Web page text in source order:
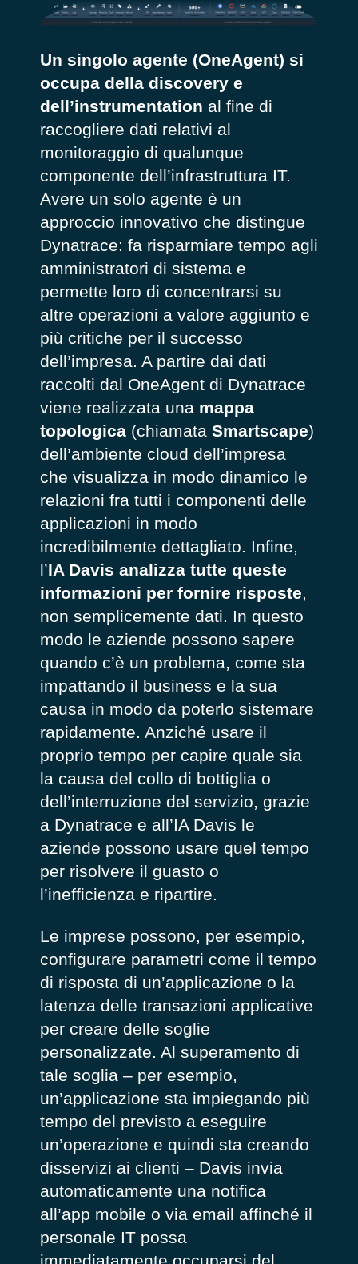
Un singolo agente (OneAgent) si
occupa della discovery e
dell’instrumentation al fine di
raccogliere dati relativi al
monitoraggio di qualunque
componente dell’infrastruttura IT.
Avere un solo agente è un
approccio innovativo che distingue
Dynatrace: fa risparmiare tempo agli
amministratori di sistema e
permette loro di concentrarsi su
altre operazioni a valore aggiunto e
più critiche per il successo
dell’impresa. A partire dai dati
raccolti dal OneAgent di Dynatrace
viene realizzata una mappa
topologica (chiamata Smartscape)
dell’ambiente cloud dell’impresa
che visualizza in modo dinamico le
relazioni fra tutti i componenti delle
applicazioni in modo
incredibilmente dettagliato. Infine,
l’IA Davis analizza tutte queste
informazioni per fornire risposte,
non semplicemente dati. In questo
modo le aziende possono sapere
quando c’è un problema, come sta
impattando il business e la sua
causa in modo da poterlo sistemare
rapidamente. Anziché usare il
proprio tempo per capire quale sia
la causa del collo di bottiglia o
dell’interruzione del servizio, grazie
a Dynatrace e all’IA Davis le
aziende possono usare quel tempo
per risolvere il guasto o
l’inefficienza e ripartire.
Le imprese possono, per esempio,
configurare parametri come il tempo
di risposta di un’applicazione o la
latenza delle transazioni applicative
per creare delle soglie
personalizzate. Al superamento di
tale soglia – per esempio,
un’applicazione sta impiegando più
tempo del previsto a eseguire
un’operazione e quindi sta creando
disservizi ai clienti – Davis invia
automaticamente una notifica
all’app mobile o via email affinché il
personale IT possa
immediatamente occuparsi del